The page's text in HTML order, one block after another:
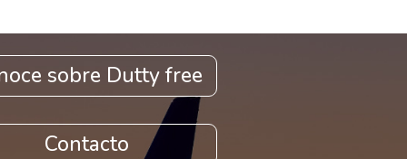
sobre Dutty free
Contacto